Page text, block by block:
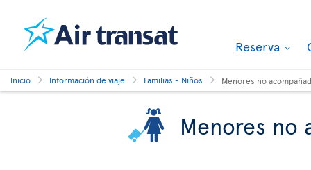
Reserva
Inicio Información de viaje Familias - Niños Menores no
Menores no